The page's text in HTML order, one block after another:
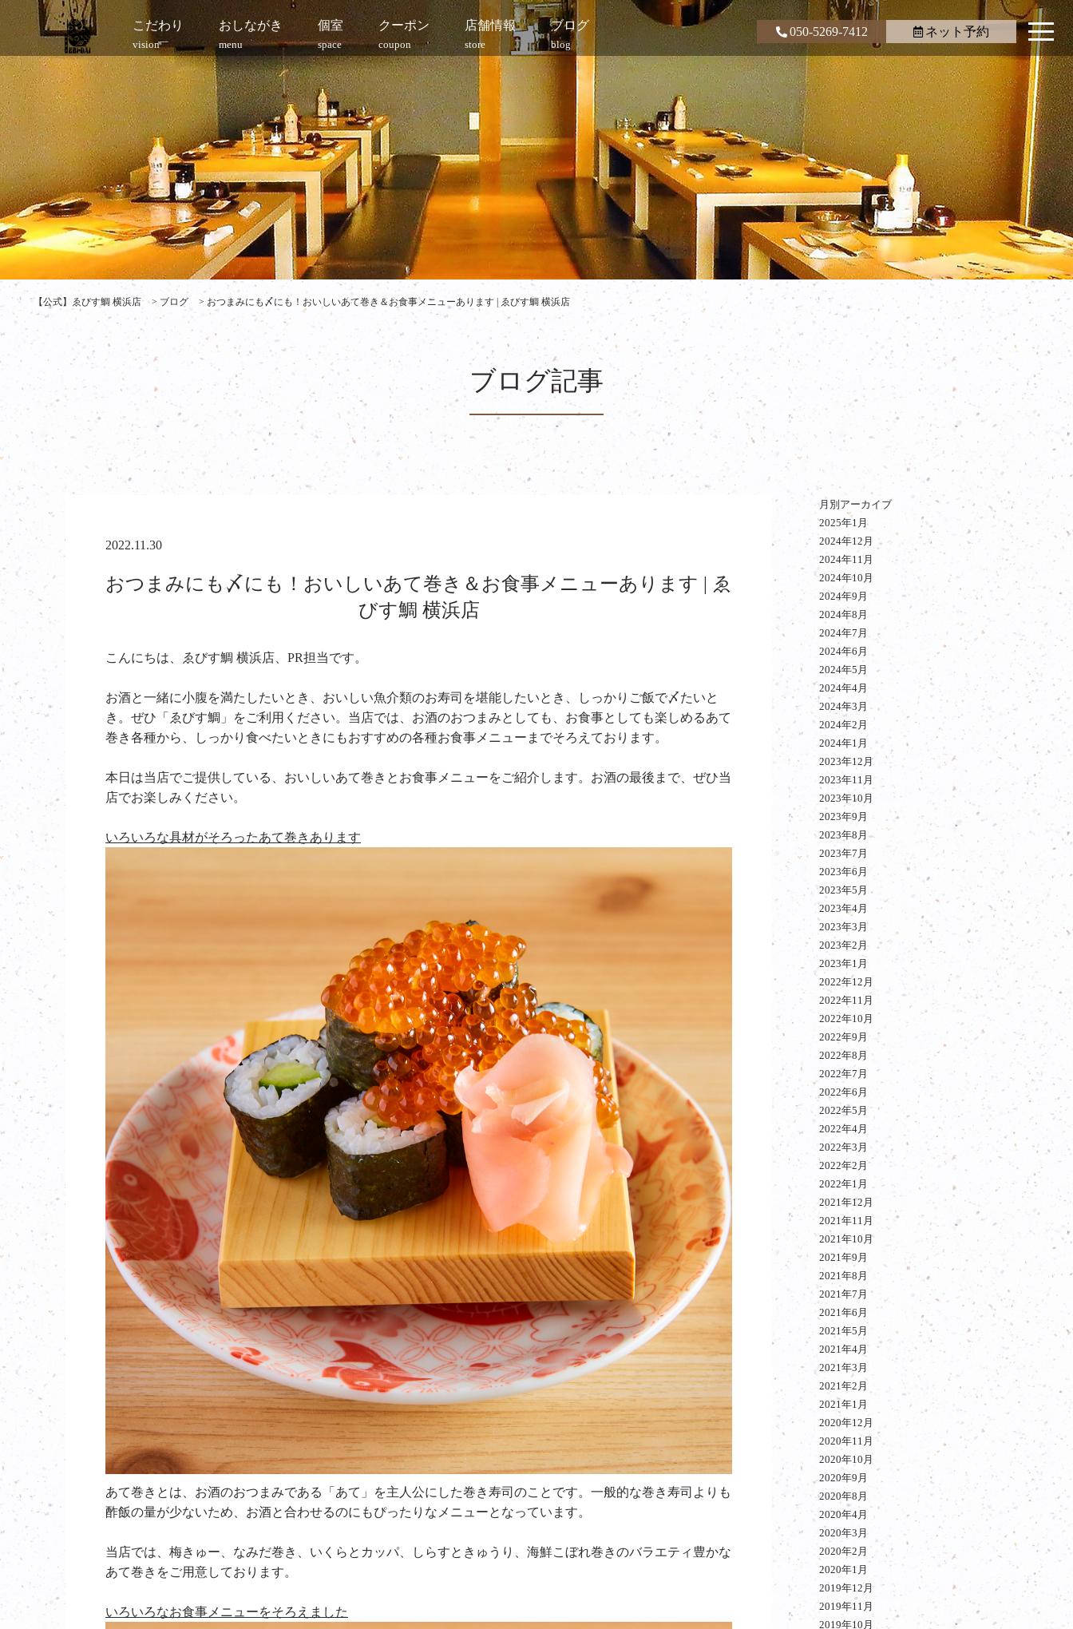
こだわり
vision
おしながき
menu
個室
space
クーポン
coupon
店舗情報
store
ブログ
blog
050-5269-7412 ネット予約
【公式】ゑびす鯛 横浜店 > ブログ > おつまみにも〆にも！おいしいあて巻き＆お食事メニューあります | ゑびす鯛 横浜店
ブログ記事
2022.11.30
おつまみにも〆にも！おいしいあて巻き＆お食事メニューあります | ゑ
びす鯛 横浜店
こんにちは、ゑびす鯛 横浜店、PR担当です。
お酒と一緒に小腹を満たしたいとき、おいしい魚介類のお寿司を堪能したいとき、しっかりご飯で〆たいと
き。ぜひ「ゑびす鯛」をご利用ください。当店では、お酒のおつまみとしても、お食事としても楽しめるあて
巻き各種から、しっかり食べたいときにもおすすめの各種お食事メニューまでそろえております。
本日は当店でご提供している、おいしいあて巻きとお食事メニューをご紹介します。お酒の最後まで、ぜひ当
店でお楽しみください。
いろいろな具材がそろったあて巻きあります
あて巻きとは、お酒のおつまみである「あて」を主人公にした巻き寿司のことです。一般的な巻き寿司よりも
酢飯の量が少ないため、お酒と合わせるのにもぴったりなメニューとなっています。
当店では、梅きゅー、なみだ巻き、いくらとカッパ、しらすときゅうり、海鮮こぼれ巻きのバラエティ豊かな
あて巻きをご用意しております。
いろいろなお食事メニューをそろえました
月別アーカイブ
2025年1月
2024年12月
2024年11月
2024年10月
2024年9月
2024年8月
2024年7月
2024年6月
2024年5月
2024年4月
2024年3月
2024年2月
2024年1月
2023年12月
2023年11月
2023年10月
2023年9月
2023年8月
2023年7月
2023年6月
2023年5月
2023年4月
2023年3月
2023年2月
2023年1月
2022年12月
2022年11月
2022年10月
2022年9月
2022年8月
2022年7月
2022年6月
2022年5月
2022年4月
2022年3月
2022年2月
2022年1月
2021年12月
2021年11月
2021年10月
2021年9月
2021年8月
2021年7月
2021年6月
2021年5月
2021年4月
2021年3月
2021年2月
2021年1月
2020年12月
2020年11月
2020年10月
2020年9月
2020年8月
2020年4月
2020年3月
2020年2月
2020年1月
2019年12月
2019年11月
2019年10月